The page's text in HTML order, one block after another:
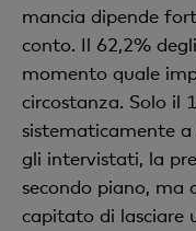
mancia dipende
conto. Il 62,2%
momento quale
circostanza. Solo il
sistematicamente a
gli intervistati, la
secondo piano, ma
capitato di lasciare